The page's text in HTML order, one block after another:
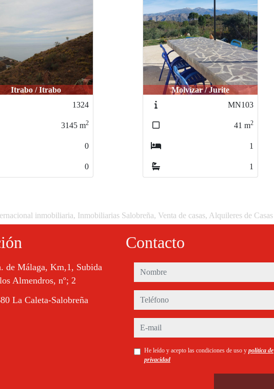
Molvízar / Jurite
MN103
41m
1
1
Vélez de Benaudalla / Los
Toriles
L447
100m
inmobiliaria, Inmobiliarias Salobreña, Venta de casas, Alquileres de Casas
de Málaga, Km,1, Subida
Almendros, nº; 2
La Caleta-Salobreña
Contacto
nombre
teléfono
e-mail
He leído y acepto las condiciones de uso y política de
privacidad